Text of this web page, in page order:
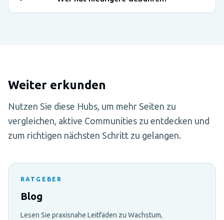
Weiter erkunden
Nutzen Sie diese Hubs, um mehr Seiten zu
vergleichen, aktive Communities zu entdecken und
zum richtigen nächsten Schritt zu gelangen.
RATGEBER
Blog
Lesen Sie praxisnahe Leitfäden zu Wachstum,